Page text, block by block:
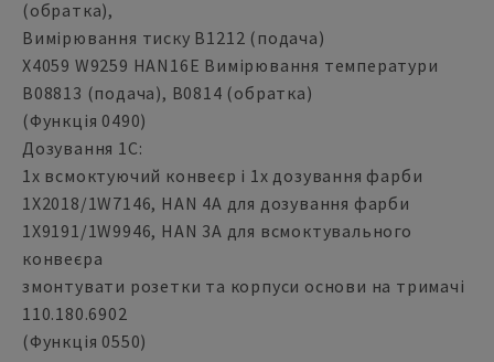
(обратка),
Вимірювання тиску B1212 (подача)
X4059 W9259 HAN16E Вимірювання температури
B08813 (подача), B0814 (обратка)
(Функція 0490)
Дозування 1С:
1x всмоктуючий конвеєр і 1x дозування фарби
1X2018/1W7146, HAN 4A для дозування фарби
1X9191/1W9946, HAN 3A для всмоктувального
конвеєра
змонтувати розетки та корпуси основи на тримачі
110.180.6902
(Функція 0550)